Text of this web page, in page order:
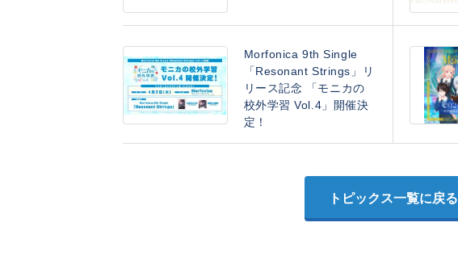
Morfonica 9th Single
「Resonant Strings」リ
リース記念 「モニカの
校外学習 Vol.4」開催決
定！
トピックス一覧に戻る